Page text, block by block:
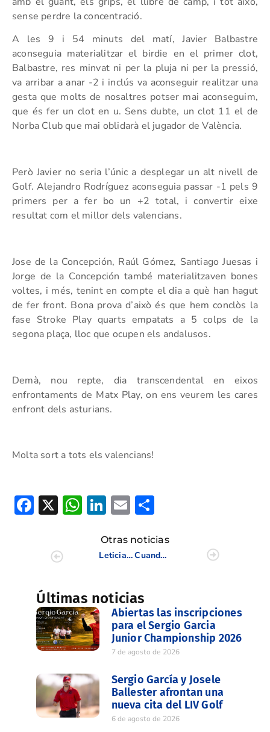
sense perdre la concentració.
A les 9 i 54 minuts del matí, Javier Balbastre
aconseguia materialitzar el birdie en el primer clot,
Balbastre, res minvat ni per la pluja ni per la pressió,
va arribar a anar -2 i inclús va aconseguir realitzar una
gesta que molts de nosaltres potser mai aconseguim,
que és fer un clot en u. Sens dubte, un clot 11 el de
Norba Club que mai oblidarà el jugador de València.
Però Javier no seria l’únic a desplegar un alt nivell de
Golf. Alejandro Rodríguez aconseguia passar -1 pels 9
primers per a fer bo un +2 total, i convertir eixe
resultat com el millor dels valencians.
Jose de la Concepción, Raúl Gómez, Santiago Juesas i
Jorge de la Concepción també materialitzaven bones
voltes, i més, tenint en compte el dia a què han hagut
de fer front. Bona prova d’això és que hem conclòs la
fase Stroke Play quarts empatats a 5 colps de la
segona plaça, lloc que ocupen els andalusos.
Demà, nou repte, dia transcendental en eixos
enfrontaments de Matx Play, on ens veurem les cares
enfront dels asturians.
Molta sort a tots els valencians!
Facebook
X WhatsApp
LinkedIn
Email
Otras noticias
Leticia Bravo, nueva colaboradora nutricionista de la FGCV
Cuando el talento se junta con el milagro de Medinah
Últimas noticias
Abiertas las inscripciones
para el Sergio Garcia
Junior Championship 2026
7 de agosto de 2026
Sergio García y Josele
Ballester afrontan una
nueva cita del LIV Golf
6 de agosto de 2026